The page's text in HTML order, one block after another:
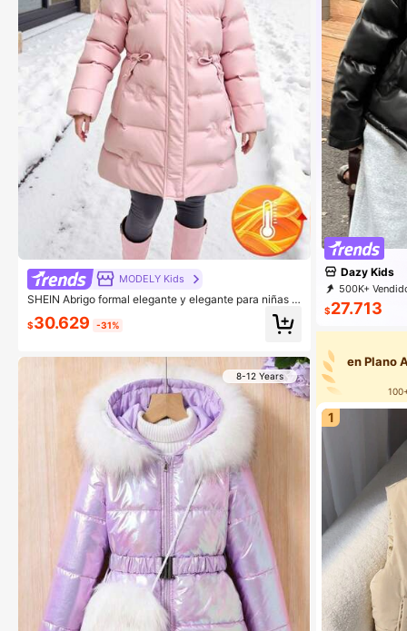
MODELY Kids
SHEIN Abrigo formal elegante y elegante para niñas c
on bordado de mariposa, patrón 3D acolchado, grues
o y cómodo, para otoño/invierno
$30.629 -31%
8-12 Years
Dazy Kids
500K+
160K
$27.713
en Plano
1